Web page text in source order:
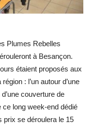
Plumes Rebelles
à Besançon.
étaient proposés aux
: l’un autour d’une
couverture de
long week-end dédié
prix se déroulera le 15